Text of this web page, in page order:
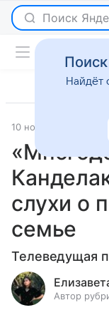
Поиск
10 ноября 2023
слухи о
семье
Телеведущая
Автор
Найдёт